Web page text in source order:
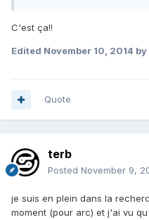
C'est ça!!
Edited November 10, 2014 by
Quote
terb
Posted November 9,
je suis en plein dans la
moment (pour arc) et j'ai vu